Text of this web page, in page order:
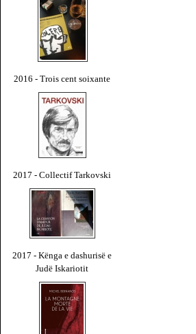
2016 - Trois cent soixante
2017 - Collectif Tarkovski
2017 - Kënga e dashurisë e
Judë Iskariotit